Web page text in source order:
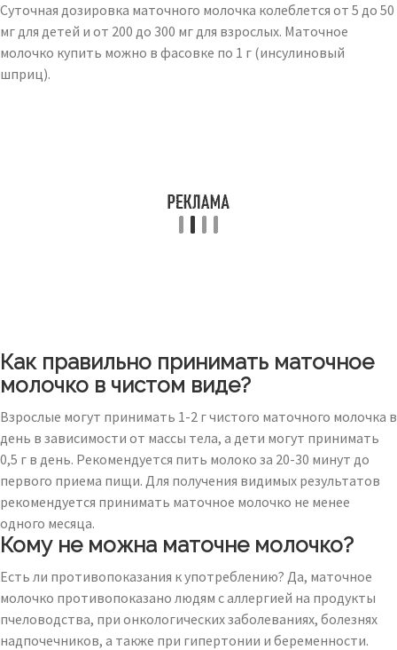
Суточная дозировка маточного молочка колеблется от 5 до 50
мг для детей и от 200 до 300 мг для взрослых. Маточное
молочко купить можно в фасовке по 1 г (инсулиновый
шприц).
Как правильно принимать маточное
молочко в чистом виде?
Взрослые могут принимать 1-2 г чистого маточного молочка в
день в зависимости от массы тела, а дети могут принимать
0,5 г в день. Рекомендуется пить молоко за 20-30 минут до
первого приема пищи. Для получения видимых результатов
рекомендуется принимать маточное молочко не менее
одного месяца.
Кому не можна маточне молочко?
Есть ли противопоказания к употреблению? Да, маточное
молочко противопоказано людям с аллергией на продукты
пчеловодства, при онкологических заболеваниях, болезнях
надпочечников, а также при гипертонии и беременности.